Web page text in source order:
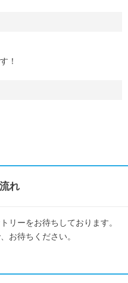
！
れ
リーをお待ちしております。
お待ちください。